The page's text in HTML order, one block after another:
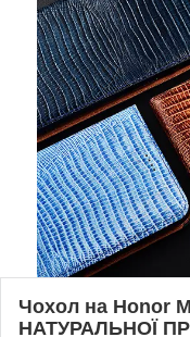
Чохол на Honor
НАТУРАЛЬНОЇ